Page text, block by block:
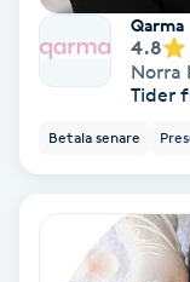
Gravidyoga
Gruppträning
Gua Sha-massage
Hatha Yoga
Qarma
4.8
Norra
Tider
Betala senare